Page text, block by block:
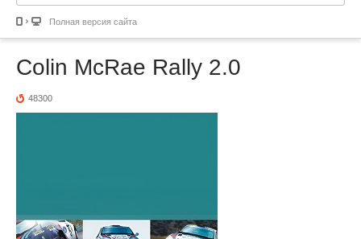
Полная версия сайта
Colin McRae Rally 2.0
48300